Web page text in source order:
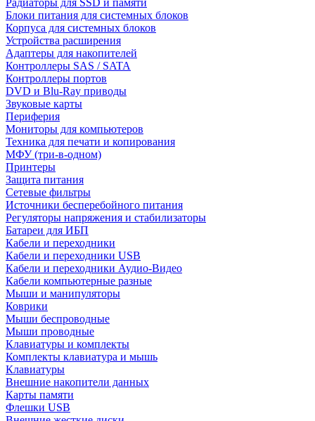
Радиаторы для SSD и памяти
Блоки питания для системных блоков
Корпуса для системных блоков
Устройства расширения
Адаптеры для накопителей
Контроллеры SAS / SATA
Контроллеры портов
DVD и Blu-Ray приводы
Звуковые карты
Периферия
Мониторы для компьютеров
Техника для печати и копирования
МФУ (три-в-одном)
Принтеры
Защита питания
Сетевые фильтры
Источники бесперебойного питания
Регуляторы напряжения и стабилизаторы
Батареи для ИБП
Кабели и переходники
Кабели и переходники USB
Кабели и переходники Аудио-Видео
Кабели компьютерные разные
Мыши и манипуляторы
Коврики
Мыши беспроводные
Мыши проводные
Клавиатуры и комплекты
Комплекты клавиатура и мышь
Клавиатуры
Внешние накопители данных
Карты памяти
Флешки USB